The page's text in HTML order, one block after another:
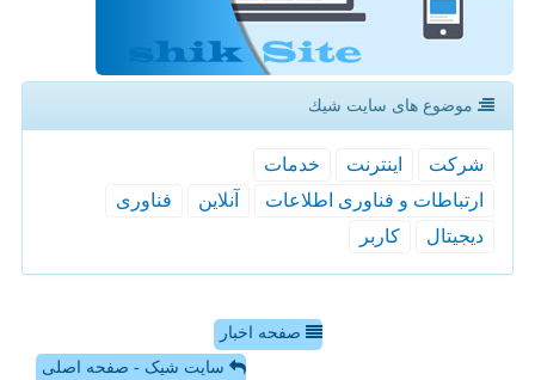
موضوع های سایت شیك
شركت اینترنت
خدمات
ارتباطات و فناوری اطلاعات
آنلاین
فناوری
دیجیتال
كاربر
صفحه اخبار
سایت شیک - صفحه اصلی